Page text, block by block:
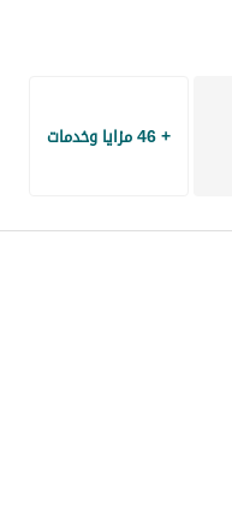
+ 46 مزايا وخدمات